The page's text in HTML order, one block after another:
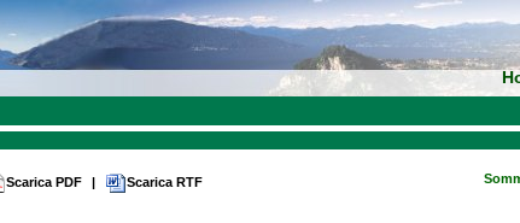
Scarica PDF | Scarica RTF